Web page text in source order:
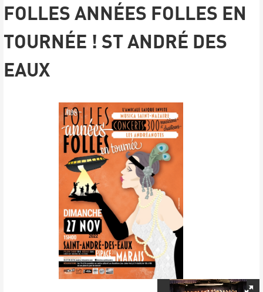
FOLLES ANNÉES FOLLES EN
TOURNÉE ! ST ANDRÉ DES
EAUX